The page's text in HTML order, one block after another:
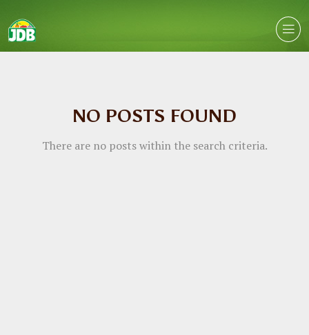
NO POSTS FOUND
There are no posts within the search criteria.